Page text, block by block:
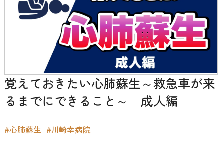
覚えておきたい心肺蘇生～救急車が来
るまでにできること～ 成人編
#心肺蘇生 #川崎幸病院